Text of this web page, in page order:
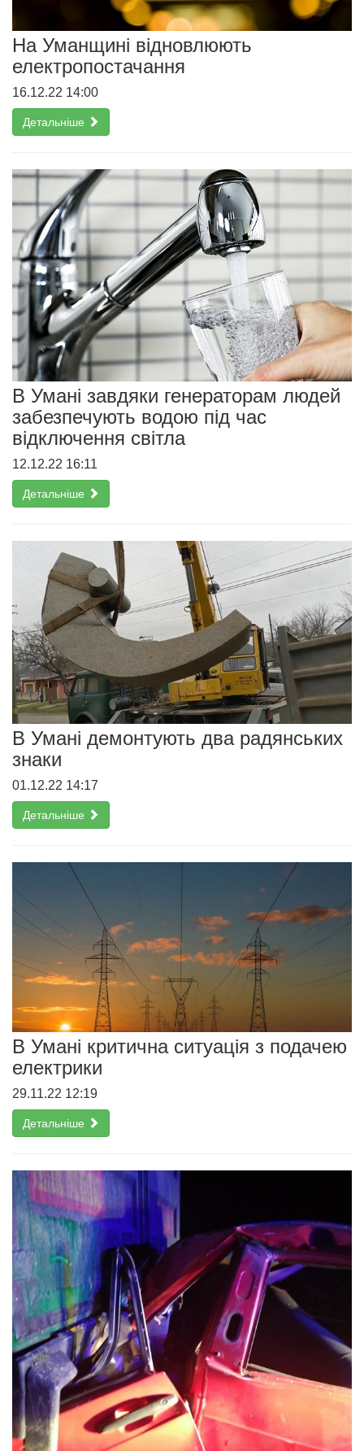
На Уманщині відновлюють
електропостачання
16.12.22 14:00
Детальніше
В Умані завдяки генераторам людей
забезпечують водою під час
відключення світла
12.12.22 16:11
Детальніше
В Умані демонтують два радянських
знаки
01.12.22 14:17
Детальніше
В Умані критична ситуація з подачею
електрики
29.11.22 12:19
Детальніше